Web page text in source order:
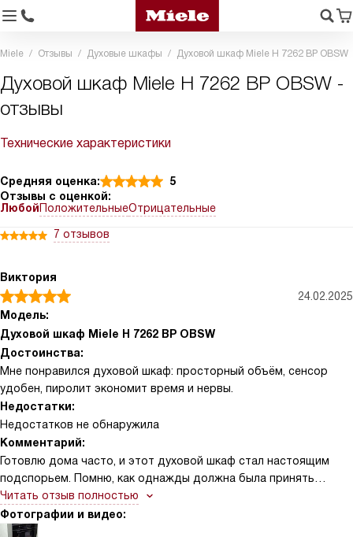
Miele Отзывы Духовые шкафы Духовой шкаф Miele H 7262 BP OBSW
Духовой шкаф Miele H 7262 BP OBSW -
отзывы
Технические характеристики
Средняя оценка:
5
Отзывы с оценкой:
ЛюбойПоложительныеОтрицательные
7 отзывов
Виктория
24.02.2025
Модель:
Духовой шкаф Miele H 7262 BP OBSW
Достоинства:
Мне понравился духовой шкаф: просторный объём, сенсор
удобен, пиролит экономит время и нервы.
Недостатки:
Недостатков не обнаружила
Комментарий:
Готовлю дома часто, и этот духовой шкаф стал настоящим
подспорьем. Помню, как однажды должна была принять
гостей и одновременно испечь торт и запечь курицу — объём
камеры позволил разместить оба блюда, и с помощью
быстрого разогрева всё получилось вовремя. Сенсорный
Читать отзыв полностью
Фотографии и видео: